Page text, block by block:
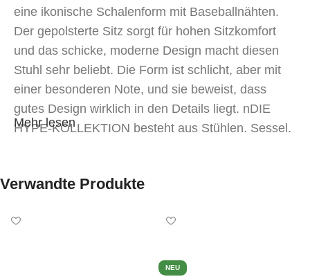
eine ikonische Schalenform mit Baseballnähten.
Der gepolsterte Sitz sorgt für hohen Sitzkomfort
und das schicke, moderne Design macht diesen
Stuhl sehr beliebt. Die Form ist schlicht, aber mit
einer besonderen Note, und sie beweist, dass
gutes Design wirklich in den Details liegt. nDIE
HYPE-KOLLEKTION besteht aus Stühlen, Sessel,
Mehr lesen
Verwandte Produkte
NEU